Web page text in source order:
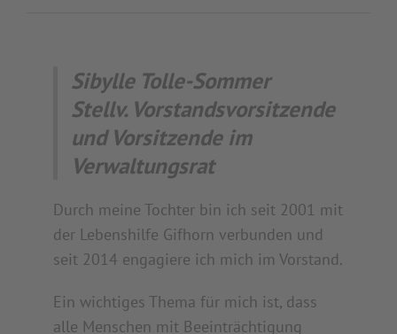
Sibylle Tolle-Sommer
Stellv. Vorstandsvorsitzende
und Vorsitzende im
Verwaltungsrat
Durch meine Tochter bin ich seit 2001 mit
der Lebenshilfe Gifhorn verbunden und
seit 2014 engagiere ich mich im Vorstand.
Ein wichtiges Thema für mich ist, dass
alle Menschen mit Beeinträchtigung